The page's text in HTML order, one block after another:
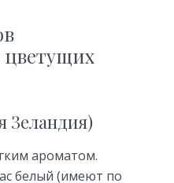
Зеландия)
ароматом.
белый (имеют по